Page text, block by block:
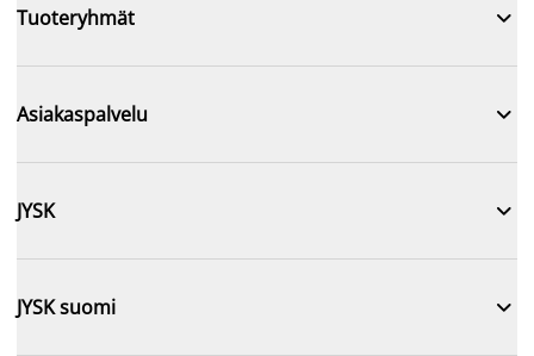
Tuoteryhmät 
Asiakaspalvelu 
JYSK 
JYSK suomi 